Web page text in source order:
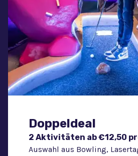
Doppeldeal
2 Aktivitäten ab €12,50
Auswahl aus Bowling,